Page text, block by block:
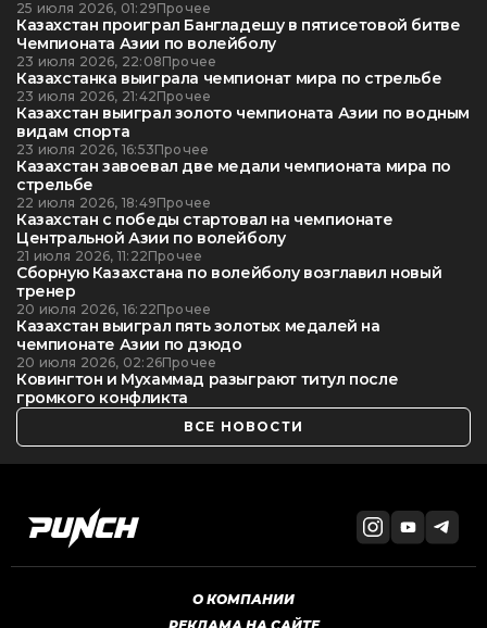
25 июля 2026, 01:29Прочее
Казахстан проиграл Бангладешу в пятисетовой битве
Чемпионата Азии по волейболу
23 июля 2026, 22:08Прочее
Казахстанка выиграла чемпионат мира по стрельбе
23 июля 2026, 21:42Прочее
Казахстан выиграл золото чемпионата Азии по водным
видам спорта
23 июля 2026, 16:53Прочее
Казахстан завоевал две медали чемпионата мира по
стрельбе
22 июля 2026, 18:49Прочее
Казахстан с победы стартовал на чемпионате
Центральной Азии по волейболу
21 июля 2026, 11:22Прочее
Сборную Казахстана по волейболу возглавил новый
тренер
20 июля 2026, 16:22Прочее
Казахстан выиграл пять золотых медалей на
чемпионате Азии по дзюдо
20 июля 2026, 02:26Прочее
Ковингтон и Мухаммад разыграют титул после
громкого конфликта
ВСЕ НОВОСТИ
О КОМПАНИИ